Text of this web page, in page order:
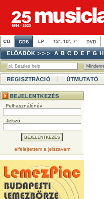
Felhasználónév
Jelszó
elfelejtettem a jelszavam